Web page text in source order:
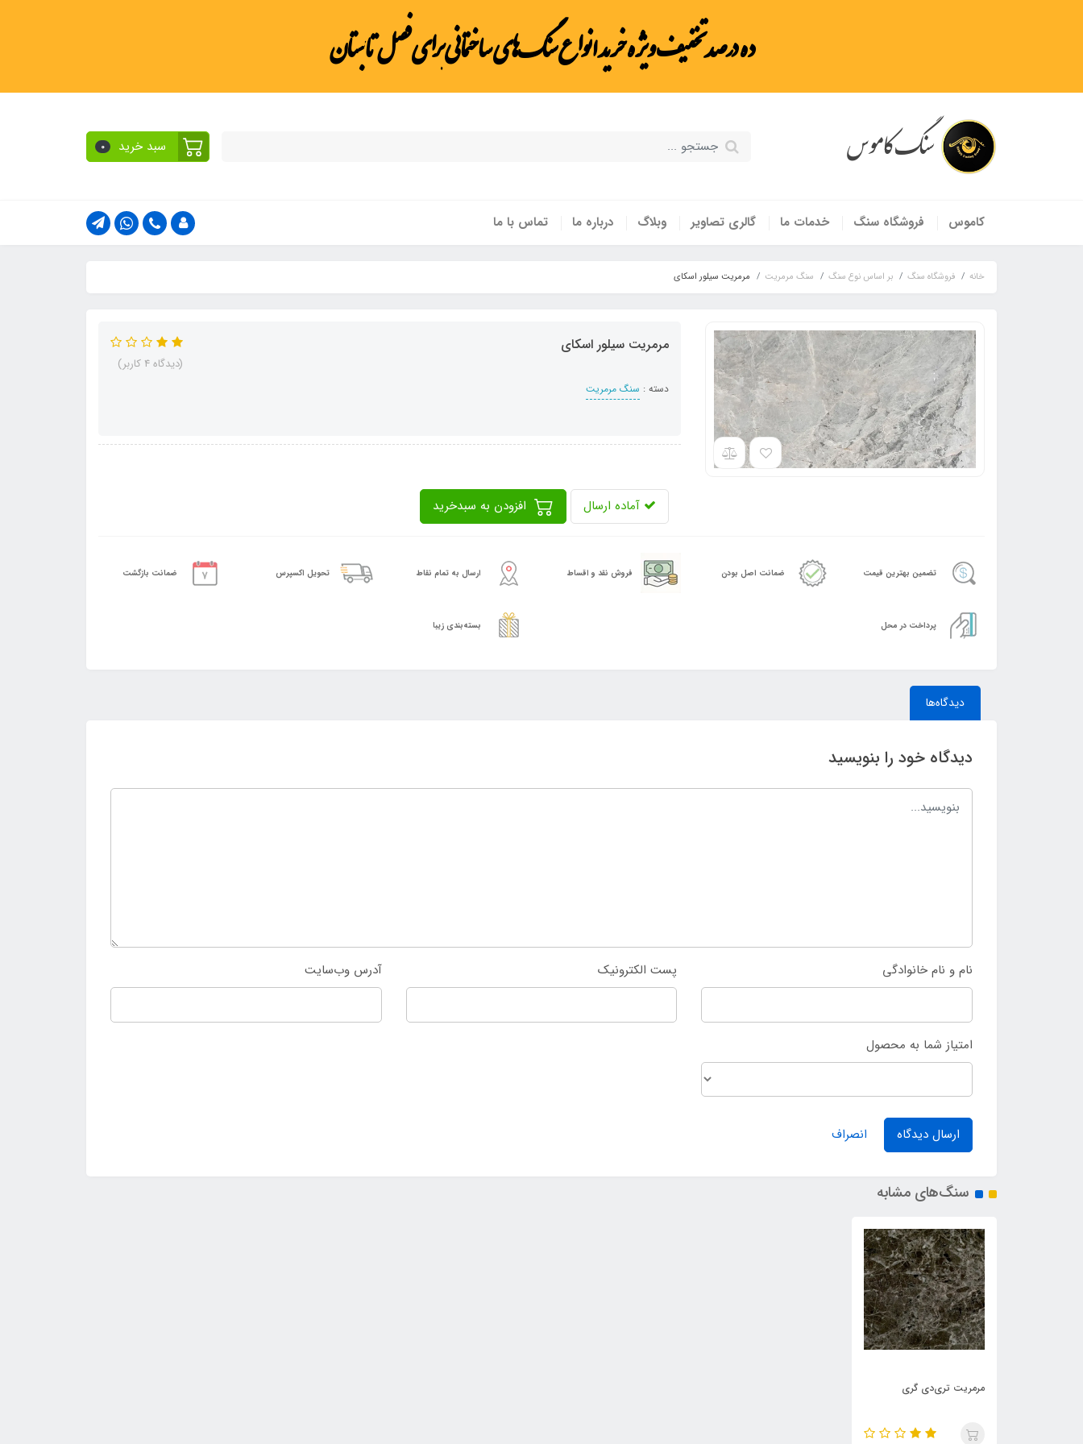
ده درصد تخفیف ویژه خرید انواع سنگ‌های ساختمانی برای فصل تابستان
سنگ کاموس
سبد خرید 0
کاموس فروشگاه سنگ خدمات ما گالری تصاویر وبلاگ درباره ما تماس با ما
خانه فروشگاه سنگ بر اساس نوع سنگ سنگ مرمریت مرمریت سیلور اسکای
مرمریت سیلور اسکای
دسته : سنگ مرمریت
(دیدگاه 4 کاربر)
آماده ارسال
تضمین بهترین قیمت ضمانت اصل بودن فروش نقد و اقساط ارسال به تمام نقاط تحویل اکسپرس ضمانت بازگشت
پرداخت در محل بسته‌بندی زیبا
دیدگاه‌ها
دیدگاه خود را بنویسید
نام و نام خانوادگی پست الکترونیک آدرس وب‌سایت
امتیاز شما به محصول
ارسال دیدگاه انصراف
سنگ‌های مشابه
مرمریت تری‌دی گری